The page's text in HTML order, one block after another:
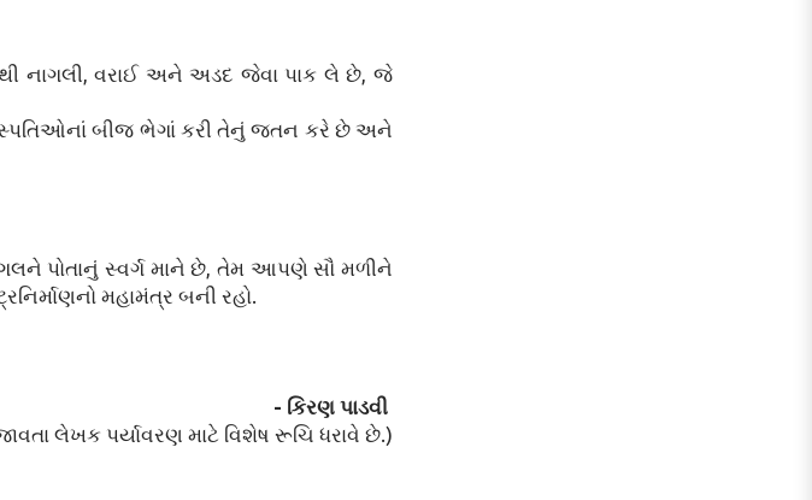
નાગલી, વરાઈ અને અડદ જેવા પાક લે છે, જે
બીજ ભેગાં કરી તેનું જતન કરે છે અને
પોતાનું સ્વર્ગ માને છે, તેમ આપણે સૌ મળીને
મહામંત્ર બની રહો.
- કિરણ પાડવી
લેખક પર્યાવરણ માટે વિશેષ રૂચિ ધરાવે છે.)